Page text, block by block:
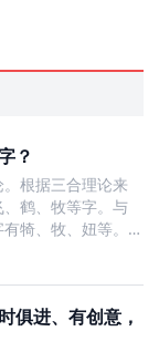
？
根据三合理论来
鹤、牧等字。与
犄、牧、妞等。
、臣等。 从三会
俱进、有创意，